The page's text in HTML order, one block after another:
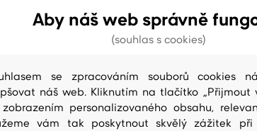
INTERLOCK SWEAT C-NECK
NOVINKA
MIKINA GANT
Aby náš web správně
(souhlas s cookies)
se zpracováním souborů cookies
náš web. Kliknutím na tlačítko „Přijmout
personalizovaného obsahu,
vám tak poskytnout skvělý zážitek při